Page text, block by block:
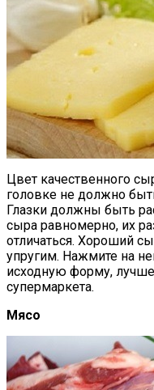
Цвет качественного
головке не должно
Глазки должны быть
сыра равномерно, их
отличаться. Хороший
упругим. Нажмите на
исходную форму, лучше
супермаркета.
Мясо